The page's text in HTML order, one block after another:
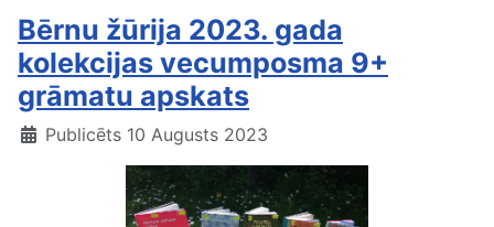
Bērnu žūrija 2023. gada
kolekcijas vecumposma 9+
grāmatu apskats
Publicēts 10 Augusts 2023